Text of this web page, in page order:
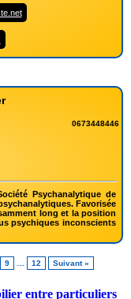
0673448446
Psychanalytique de
Favorisée
long et la position
psychiques inconscients
9 … 12 Suivant »
entre particuliers